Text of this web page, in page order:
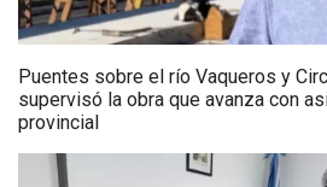
Puentes sobre el río Vaqueros y
supervisó la obra que avanza con
provincial